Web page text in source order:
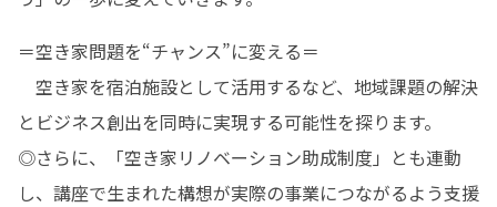
＝空き家問題を“チャンス”に変える＝
空き家を宿泊施設として活用するなど、地域課題の解決
とビジネス創出を同時に実現する可能性を探ります。
◎さらに、「空き家リノベーション助成制度」とも連動
し、講座で生まれた構想が実際の事業につながるよう支援